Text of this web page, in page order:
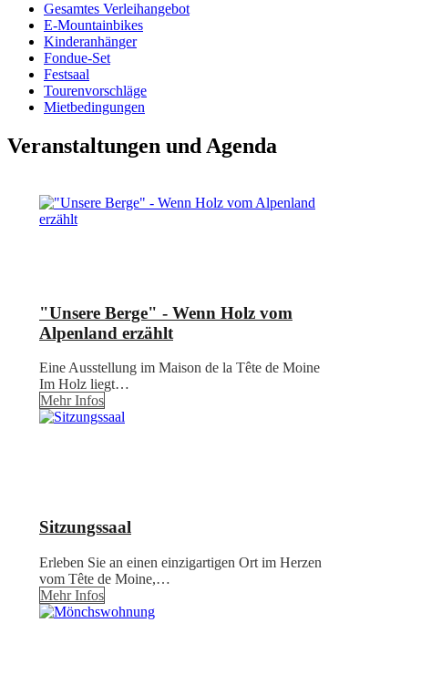
Gesamtes Verleihangebot
E-Mountainbikes
Kinderanhänger
Fondue-Set
Festsaal
Tourenvorschläge
Mietbedingungen
Veranstaltungen und Agenda
"Unsere Berge" - Wenn Holz vom
Alpenland erzählt
Eine Ausstellung im Maison de la Tête de Moine
Im Holz liegt…
Mehr Infos
Sitzungssaal
Erleben Sie an einen einzigartigen Ort im Herzen
vom Tête de Moine,…
Mehr Infos